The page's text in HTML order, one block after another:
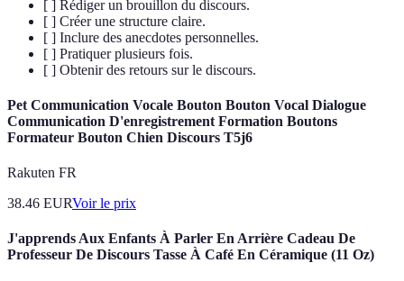
[ ] Rédiger un brouillon du discours.
[ ] Créer une structure claire.
[ ] Inclure des anecdotes personnelles.
[ ] Pratiquer plusieurs fois.
[ ] Obtenir des retours sur le discours.
Pet Communication Vocale Bouton Bouton Vocal Dialogue
Communication D'enregistrement Formation Boutons
Formateur Bouton Chien Discours T5j6
Rakuten FR
38.46 EURVoir le prix
J'apprends Aux Enfants À Parler En Arrière Cadeau De
Professeur De Discours Tasse À Café En Céramique (11 Oz)